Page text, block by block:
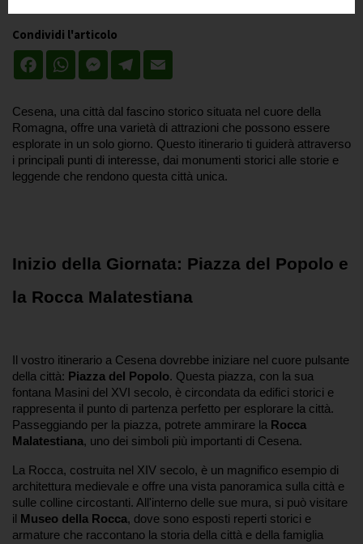
Condividi l'articolo
FacebookWhatsAppMessenger
Telegram
Cesena, una città dal fascino storico situata nel cuore della
Romagna, offre una varietà di attrazioni che possono essere
esplorate in un solo giorno. Questo itinerario ti guiderà attraverso
i principali punti di interesse, dai monumenti storici alle storie e
leggende che rendono questa città unica.
Inizio della Giornata: Piazza del Popolo e
la Rocca Malatestiana
Il vostro itinerario a Cesena dovrebbe iniziare nel cuore pulsante
della città: Piazza del Popolo. Questa piazza, con la sua
fontana Masini del XVI secolo, è circondata da edifici storici e
rappresenta il punto di partenza perfetto per esplorare la città.
Passeggiando per la piazza, potrete ammirare la Rocca
Malatestiana, uno dei simboli più importanti di Cesena.
La Rocca, costruita nel XIV secolo, è un magnifico esempio di
architettura medievale e offre una vista panoramica sulla città e
sulle colline circostanti. All'interno delle sue mura, si può visitare
il
Museo della Rocca, dove sono esposti reperti storici e
armature che raccontano la storia della città e della famiglia